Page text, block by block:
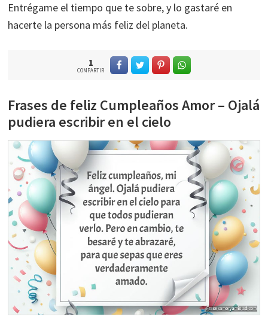
Entrégame el tiempo que te sobre, y lo gastaré en
hacerte la persona más feliz del planeta.
1
COMPARTIR
Frases de feliz Cumpleaños Amor – Ojalá
pudiera escribir en el cielo